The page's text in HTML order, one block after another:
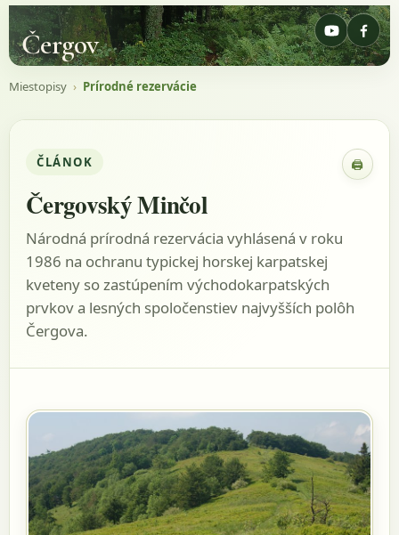
Čergov
Miestopisy › Prírodné rezervácie
ČLÁNOK 🖨
Čergovský Minčol
Národná prírodná rezervácia vyhlásená v roku
1986 na ochranu typickej horskej karpatskej
kveteny so zastúpením východokarpatských
prvkov a lesných spoločenstiev najvyšších polôh
Čergova.